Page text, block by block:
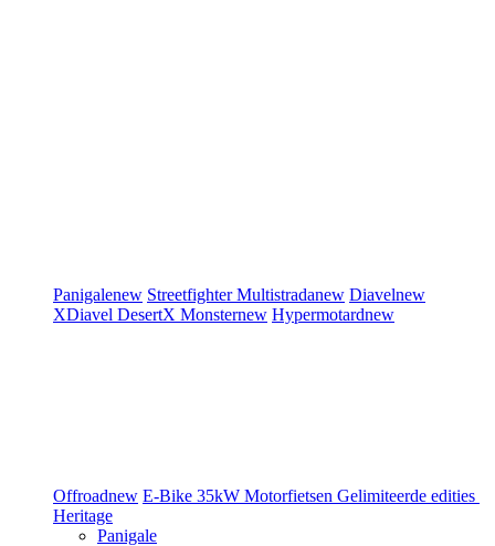
Panigalenew StreetfighterMultistradanew Diavelnew
XDiavel DesertX Monsternew Hypermotardnew
Offroadnew E-Bike 35kW Motorfietsen Gelimiteerde edities
Heritage
Panigale